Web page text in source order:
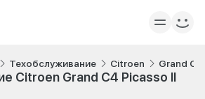
Техобслуживание Citroen Grand
Citroen Grand C4 Picasso II